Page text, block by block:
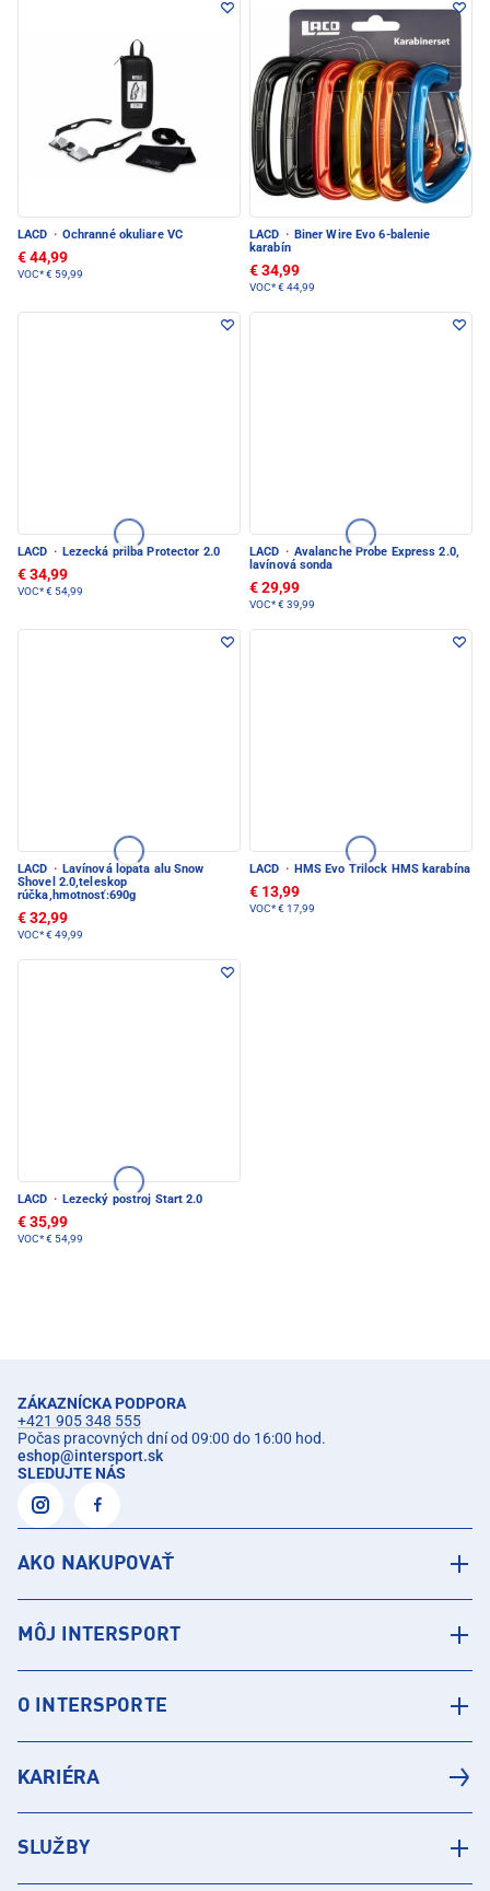
LACD · Ochranné okuliare VC
€ 44,99
VOC*€ 59,99
LACD · Biner Wire Evo 6-balenie
karabín
€ 34,99
VOC*€ 44,99
LACD · Lezecká prilba Protector 2.0
€ 34,99
VOC*€ 54,99
LACD · Avalanche Probe Express 2.0,
lavínová sonda
€ 29,99
VOC*€ 39,99
LACD · Lavínová lopata alu Snow
Shovel 2.0,teleskop
rúčka,hmotnosť:690g
€ 32,99
VOC*€ 49,99
LACD · HMS Evo Trilock HMS karabína
€ 13,99
VOC*€ 17,99
LACD · Lezecký postroj Start 2.0
€ 35,99
VOC*€ 54,99
ZÁKAZNÍCKA PODPORA
+421 905 348 555
Počas pracovných dní od 09:00 do 16:00 hod.
eshop@intersport.sk
SLEDUJTE NÁS
AKO NAKUPOVAŤ
MÔJ INTERSPORT
O INTERSPORTE
KARIÉRA
SLUŽBY